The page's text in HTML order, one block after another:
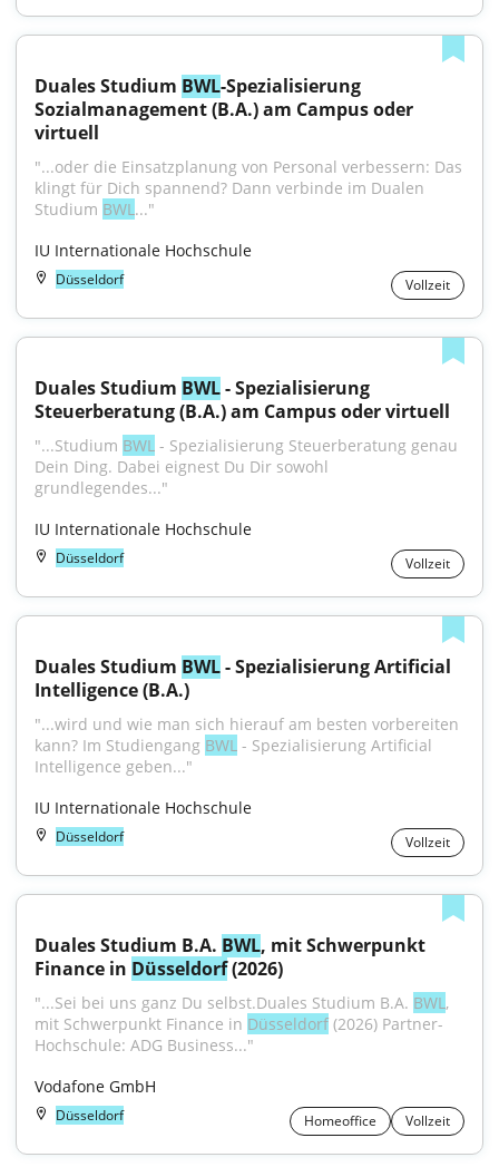
Duales Studium BWL-Spezialisierung
Sozialmanagement (B.A.) am Campus oder
virtuell
"...oder die Einsatzplanung von Personal verbessern: Das
klingt für Dich spannend? Dann verbinde im Dualen
Studium BWL..."
IU Internationale Hochschule
Düsseldorf Vollzeit
Duales Studium BWL - Spezialisierung
Steuerberatung (B.A.) am Campus oder virtuell
"...Studium BWL - Spezialisierung Steuerberatung genau
Dein Ding. Dabei eignest Du Dir sowohl
grundlegendes..."
IU Internationale Hochschule
Düsseldorf Vollzeit
Duales Studium BWL - Spezialisierung Artificial
Intelligence (B.A.)
"...wird und wie man sich hierauf am besten vorbereiten
kann? Im Studiengang BWL - Spezialisierung Artificial
Intelligence geben..."
IU Internationale Hochschule
Düsseldorf Vollzeit
Duales Studium B.A. BWL, mit Schwerpunkt
Finance in Düsseldorf (2026)
"...Sei bei uns ganz Du selbst.Duales Studium B.A. BWL,
mit Schwerpunkt Finance in Düsseldorf (2026) Partner-
Hochschule: ADG Business..."
Vodafone GmbH
Düsseldorf Homeoffice Vollzeit